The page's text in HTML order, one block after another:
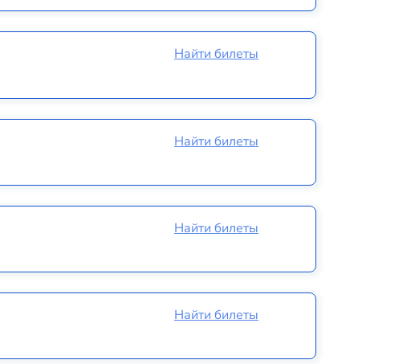
Найти билеты
Найти билеты
Найти билеты
Найти билеты